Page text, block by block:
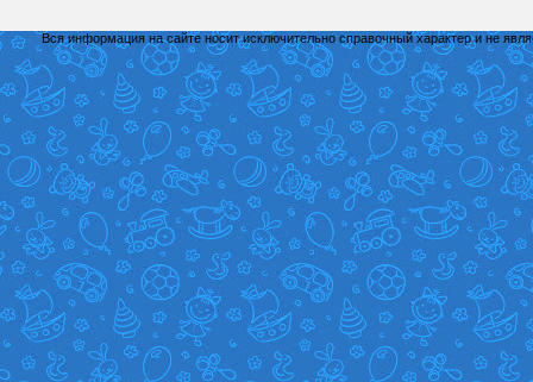
Вся информация на сайте носит исключительно справочный характер и не